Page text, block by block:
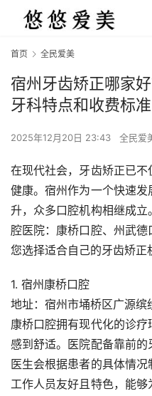
首页 全民爱美
宿州牙齿矫正哪家
牙科特点和收费标准
2025年12月20日 23:43 全民爱
在现代社会，牙齿矫正已
健康。宿州作为一个快速
升，众多口腔机构相继成
腔医院：康桥口腔、州武
您选择适合自己的牙齿矫正
1. 宿州康桥口腔
地址：宿州市埇桥区广源缤
康桥口腔拥有现代化的诊
感到舒适。医院配备靠前的
医生会根据患者的具体情
工作人员友好且特色，能